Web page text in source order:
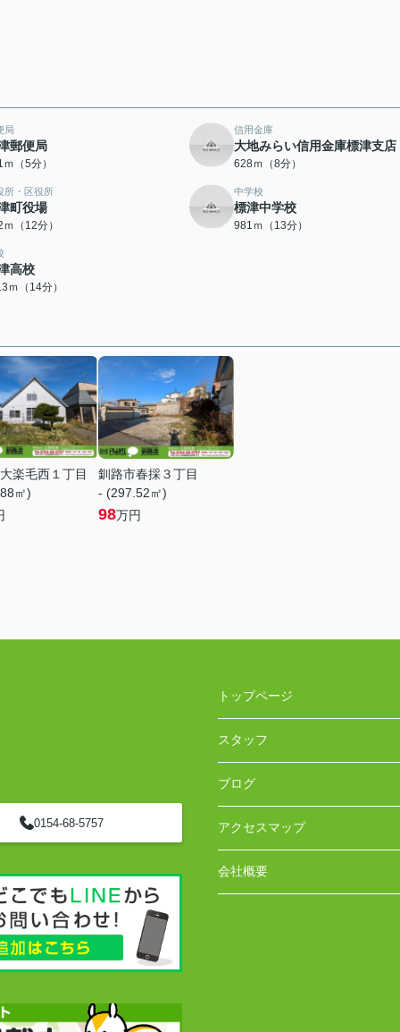
局
郵便局
（5分）
信用金庫
大地みらい信用金庫標津支店
628ｍ（8分）
所・区役所
町役場
（12分）
中学校
標津中学校
981ｍ（13分）
高校
ｍ（14分）
楽毛西１丁目
㎡)
釧路市春採３丁目
- (297.52㎡)
98万円
0154-68-5757
トップページ
スタッフ
ブログ
アクセスマップ
会社概要